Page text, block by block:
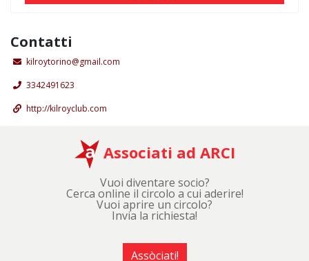
Contatti
kilroytorino@gmail.com
3342491623
http://kilroyclub.com
Associati ad ARCI
Vuoi diventare socio?
Cerca online il circolo a cui aderire!
Vuoi aprire un circolo?
Invia la richiesta!
Assòciati!